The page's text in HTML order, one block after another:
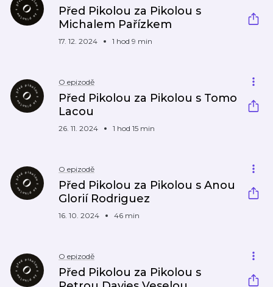
Před Pikolou za Pikolou s
Michalem Pařízkem
17. 12. 2024 1 hod 9 min
O epizodě
Před Pikolou za Pikolou s Tomo
Lacou
26. 11. 2024 1 hod 15 min
O epizodě
Před Pikolou za Pikolou s Anou
Glorií Rodriguez
16. 10. 2024 46 min
O epizodě
Před Pikolou za Pikolou s